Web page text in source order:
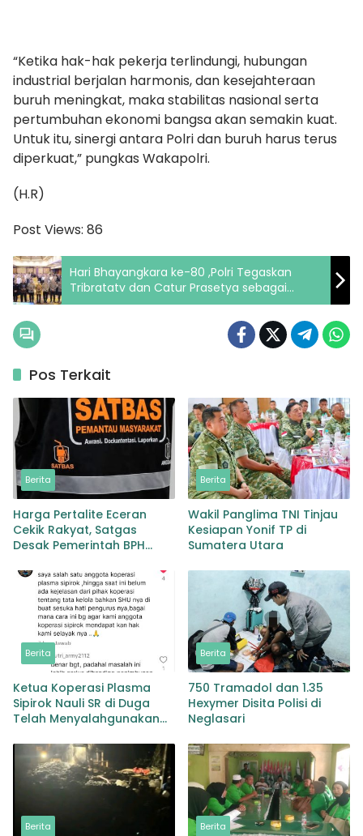
“Ketika hak-hak pekerja terlindungi, hubungan
industrial berjalan harmonis, dan kesejahteraan
buruh meningkat, maka stabilitas nasional serta
pertumbuhan ekonomi bangsa akan semakin kuat.
Untuk itu, sinergi antara Polri dan buruh harus terus
diperkuat,” pungkas Wakapolri.
(H.R)
Post Views: 86
Hari Bhayangkara ke-80 ,Polri Tegaskan
Tribratatv dan Catur Prasetya sebagai
Kompas Etika di Era Digital
Pos Terkait
Berita
Harga Pertalite Eceran
Cekik Rakyat, Satgas
Desak Pemerintah BPH
Berita
Wakil Panglima TNI Tinjau
Kesiapan Yonif TP di
Sumatera Utara
Berita
Ketua Koperasi Plasma
Sipirok Nauli SR di Duga
Telah Menyalahgunakan
Berita
750 Tramadol dan 1.35
Hexymer Disita Polisi di
Neglasari
Berita Berita